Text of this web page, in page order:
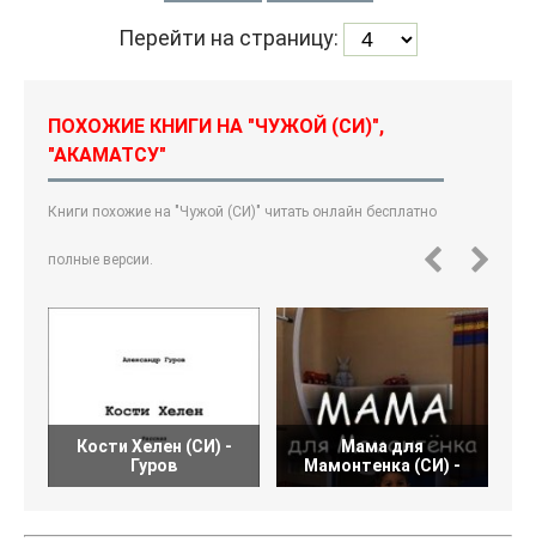
Перейти на страницу:
ПОХОЖИЕ КНИГИ НА "ЧУЖОЙ (СИ)",
"АКАМАТСУ"
Книги похожие на "Чужой (СИ)" читать онлайн бесплатно
полные версии.
Кости Хелен (СИ) -
Гуров
Мама для
Мамонтенка (СИ) -